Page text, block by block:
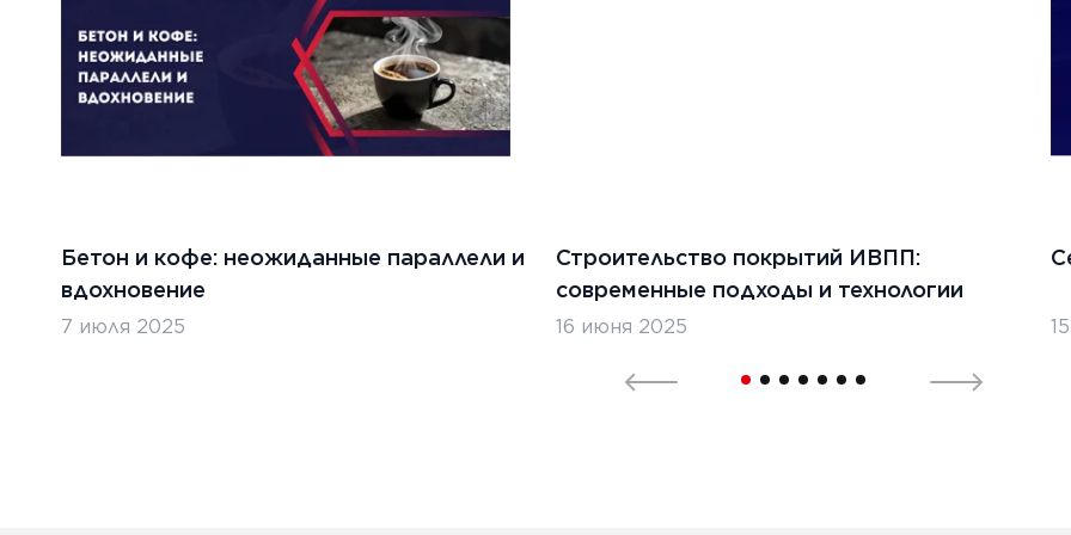
Бетон и кофе: неожиданные параллели и
вдохновение
7 июля 2025
Строительство покрытий ИВПП:
современные подходы и технологии
16 июня 2025